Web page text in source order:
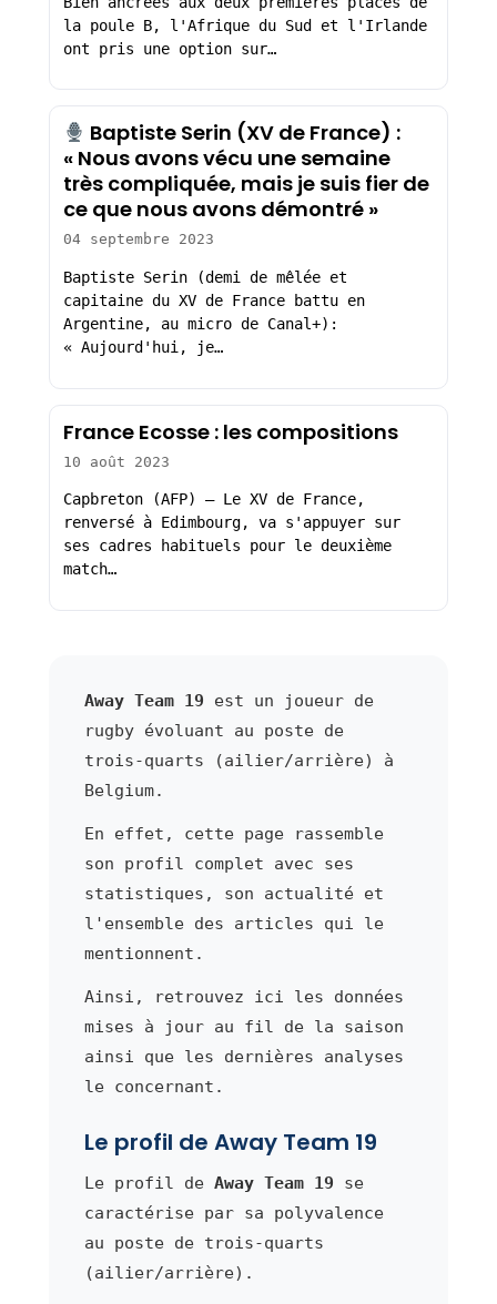
la poule B, l'Afrique du Sud et l'Irlande
ont pris une option sur…
Baptiste Serin (XV de France) :
« Nous avons vécu une semaine
très compliquée, mais je suis fier de
ce que nous avons démontré »
04 septembre 2023
Baptiste Serin (demi de mêlée et
capitaine du XV de France battu en
Argentine, au micro de Canal+):
« Aujourd'hui, je…
France Ecosse : les compositions
10 août 2023
Capbreton (AFP) – Le XV de France,
renversé à Edimbourg, va s'appuyer sur
ses cadres habituels pour le deuxième
match…
Away Team 19 est un joueur de
rugby évoluant au poste de
trois-quarts (ailier/arrière) à
Belgium.
En effet, cette page rassemble
son profil complet avec ses
statistiques, son actualité et
l'ensemble des articles qui le
mentionnent.
Ainsi, retrouvez ici les données
mises à jour au fil de la saison
ainsi que les dernières analyses
le concernant.
Le profil de Away Team 19
Le profil de Away Team 19 se
caractérise par sa polyvalence
au poste de trois-quarts
(ailier/arrière).